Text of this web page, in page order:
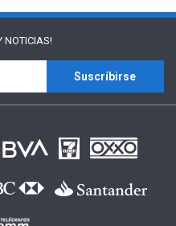
NOTICIAS!
Suscríbirse